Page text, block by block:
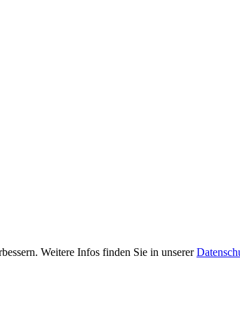
Weitere Infos finden Sie in unserer